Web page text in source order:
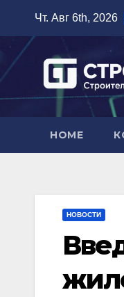
содержимому
Чт. Авг 6th, 2026
HOME
НОВОСТИ